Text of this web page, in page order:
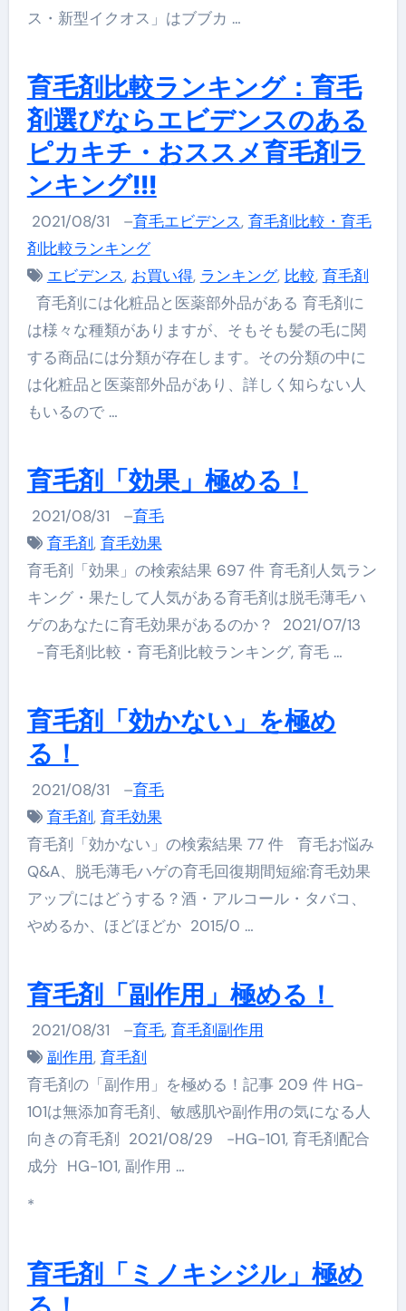
ス・新型イクオス」はブブカ …
育毛剤比較ランキング：育毛
剤選びならエビデンスのある
ピカキチ・おススメ育毛剤ラ
ンキング!!!
2021/08/31 –育毛エビデンス, 育毛剤比較・育毛
剤比較ランキング
エビデンス, お買い得, ランキング, 比較, 育毛剤
育毛剤には化粧品と医薬部外品がある 育毛剤に
は様々な種類がありますが、そもそも髪の毛に関
する商品には分類が存在します。その分類の中に
は化粧品と医薬部外品があり、詳しく知らない人
もいるので …
育毛剤「効果」極める！
2021/08/31 –育毛
育毛剤, 育毛効果
育毛剤「効果」の検索結果 697 件 育毛剤人気ラン
キング・果たして人気がある育毛剤は脱毛薄毛ハ
ゲのあなたに育毛効果があるのか？ 2021/07/13
-育毛剤比較・育毛剤比較ランキング, 育毛 …
育毛剤「効かない」を極め
る！
2021/08/31 –育毛
育毛剤, 育毛効果
育毛剤「効かない」の検索結果 77 件 育毛お悩み
Q&A、脱毛薄毛ハゲの育毛回復期間短縮:育毛効果
アップにはどうする？酒・アルコール・タバコ、
やめるか、ほどほどか 2015/0 …
育毛剤「副作用」極める！
2021/08/31 –育毛, 育毛剤副作用
副作用, 育毛剤
育毛剤の「副作用」を極める！記事 209 件 HG-
101は無添加育毛剤、敏感肌や副作用の気になる人
向きの育毛剤 2021/08/29 -HG-101, 育毛剤配合
成分 HG-101, 副作用 …
*
育毛剤「ミノキシジル」極め